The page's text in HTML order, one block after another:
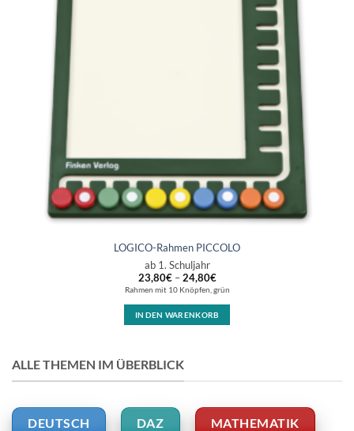
LOGICO-Rahmen PICCOLO
ab 1. Schuljahr
23,80€–24,80€
Rahmen mit 10 Knöpfen, grün
IN DEN WARENKORB
ALLE THEMEN IM ÜBERBLICK
DEUTSCH DAZ MATHEMATIK